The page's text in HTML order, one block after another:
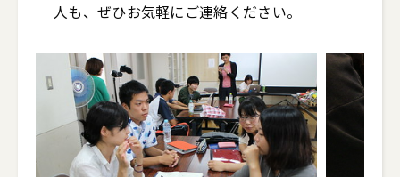
人も、ぜひお気軽にご連絡ください。